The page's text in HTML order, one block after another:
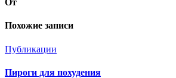
От
Похожие записи
Публикации
Пироги для похудения